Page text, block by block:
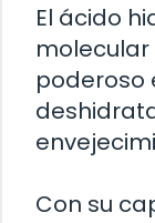
El ácido
poderoso
Con su